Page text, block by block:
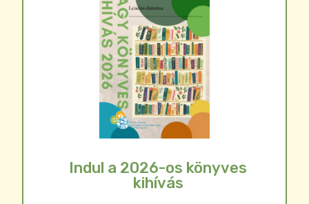
Indul a 2026-os könyves
kihívás